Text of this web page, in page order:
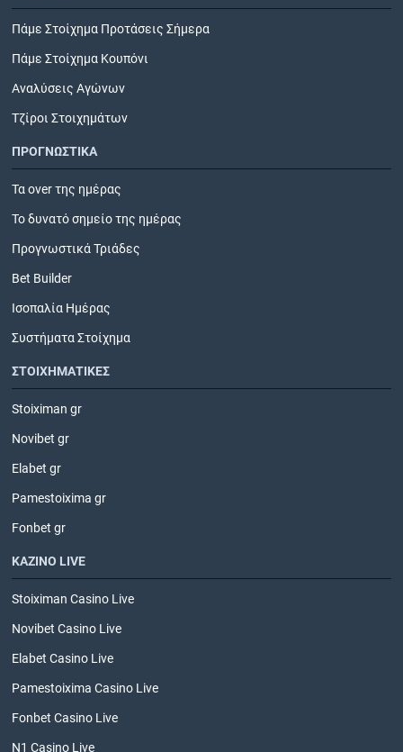
Πάμε Στοίχημα Προτάσεις Σήμερα
Πάμε Στοίχημα Κουπόνι
Αναλύσεις Αγώνων
Τζίροι Στοιχημάτων
ΠΡΟΓΝΩΣΤΙΚΑ
Τα over της ημέρας
Το δυνατό σημείο της ημέρας
Προγνωστικά Τριάδες
Bet Builder
Ισοπαλία Ημέρας
Συστήματα Στοίχημα
ΣΤΟΙΧΗΜΑΤΙΚΕΣ
Stoiximan gr
Novibet gr
Elabet gr
Pamestoixima gr
Fonbet gr
ΚΑΖΙΝΟ LIVE
Stoiximan Casino Live
Novibet Casino Live
Elabet Casino Live
Pamestoixima Casino Live
Fonbet Casino Live
N1 Casino Live